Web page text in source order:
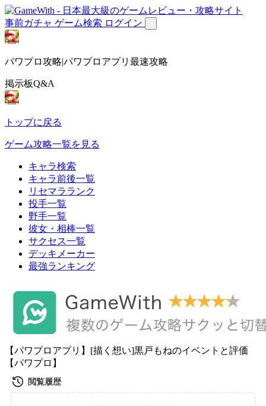
事前ガチャ ゲーム検索 ログイン
パワプロ攻略|パワプロアプリ最速攻略
掲示板Q&A
トップに戻る
ゲーム攻略一覧を見る
キャラ検索
キャラ前後一覧
リセマラランク
投手一覧
野手一覧
彼女・相棒一覧
サクセス一覧
デッキメーカー
最強ランキング
【パワプロアプリ】[描く想い]黒戸もねのイベントと評価
【パワプロ】